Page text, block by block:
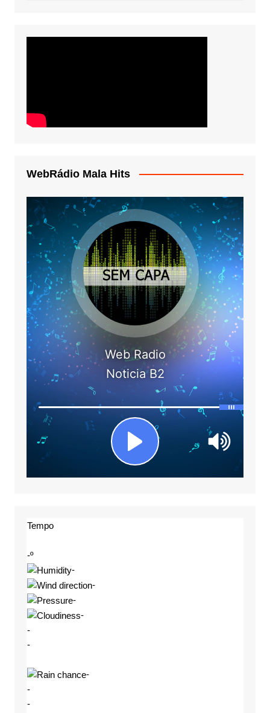
WebRádio Mala Hits
Tempo
-º
-
-
-
-
-
-
-
-
-